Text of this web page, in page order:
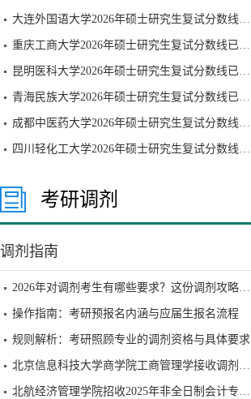
大连外国语大学2026年硕士研究生复试分数线已公布
重庆工商大学2026年硕士研究生复试分数线已公布
昆明医科大学2026年硕士研究生复试分数线已公布
青海民族大学2026年硕士研究生复试分数线已公布
成都中医药大学2026年硕士研究生复试分数线已公布
四川轻化工大学2026年硕士研究生复试分数线已公布
考研调剂
调剂指南
2026年对调剂考生有哪些要求？这份调剂攻略请收好
操作指南：考研预报名内涵与应届生报名流程
规则解析：考研照顾专业的调剂资格与具体要求
北京信息科技大学商学院工商管理学接收调剂通知
北航经济管理学院招收2025年非全日制会计专业硕士研究生（MPAcc）调剂工作办法